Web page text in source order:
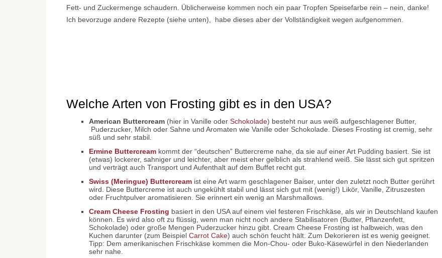
Fett- und Zuckermenge schaudern. Üblicherweise kommen noch ein paar Tropfen Speisefarbe rein – nein, danke!
Ich bevorzuge andere Rezepte (siehe unten), habe dieses aber der Vollständigkeit wegen aufgenommen.
Welche Arten von Frosting gibt es in den USA?
American Buttercream (hier in Vanille oder Schokolade) besteht nur aus weiß aufgeschlagener Butter,
Puderzucker, Milch oder Sahne und Aromaten wie Vanille oder Schokolade. Dieses Frosting ist cremig, sehr
süß und sehr stabil.
Ermine Buttercream kommt der “deutschen” Buttercreme nahe, da sie auf einer Art Pudding basiert. Sie ist
(etwas) lockerer, sahniger und leichter, aber meist eher gelblich als strahlend weiß. Sie lässt sich gut spritzen
und verträgt auch Transport und Aufenthalt auf dem Buffet recht gut.
Swiss (Meringue) Buttercream ist eine Art warm geschlagener Baiser, unter den zuletzt noch Butter gerührt
wird. Diese Buttercreme ist auch ungekühlt stabil und lässt sich gut mit (wenig!) Likör, Vanille, Zitruszesten
oder Fruchtpulver aromatisieren. Sie erinnert ein wenig an Marshmallows.
Cream Cheese Frosting basiert in den USA auf einem viel festeren Frischkäse, als wir in Deutschland kaufen
können. Es wird also oft zu flüssig, wenn man nicht noch andere Stabilisatoren (Butter, Pflanzenfett,
Schokolade) oder große Mengen Puderzucker hinzu gibt. Cream Cheese Frosting ist halbweich, was den
Kuchen darunter (zum Beispiel Carrot Cake) auch schön feucht hält. Zum Dekorieren ist es wenig geeignet.
Tipp: Dem amerikanischen Frischkäse kommen die Mon-Chou- oder Buko-Käsewürfel in den Niederlanden
sehr nahe.